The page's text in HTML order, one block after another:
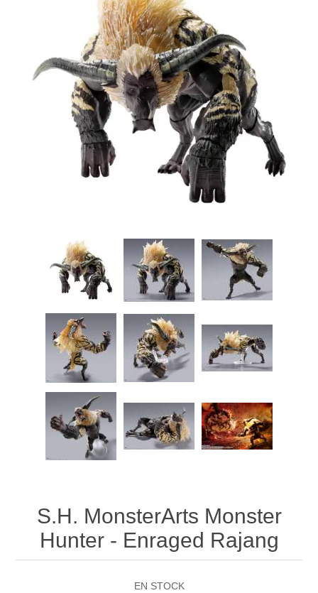
S.H. MonsterArts Monster
Hunter - Enraged Rajang
EN STOCK